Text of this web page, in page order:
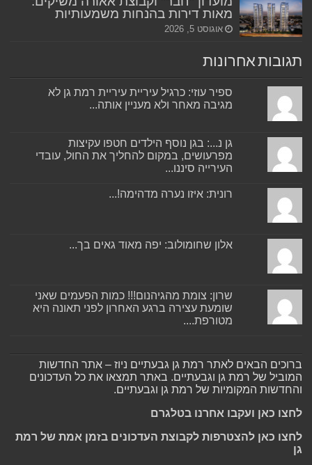
מאות דירות בהנחות משמעותיות
אוגוסט 5, 2026
תגובות אחרונות
ספיר עוזי: כרגיל עיריית עיריית רמת גן לא
מגיבה מאחר ולא מעניין אותה...
גן נ...: בגן נוסף הילדים חטפו עקיצות
מפרעושים, במקום להחליך את החול, עובדי
העירייה סיננו...
רונית: איזו נערה מדהימה!...
אלון שחומולוב: יפה מאוד גאים בך...
שרון: צומת מהגיהנום!!! כמות הפעמים שאני
שומעת עצירה ברגע האחרון לפני תאונה היא
מטורפת....
ברוכים הבאים לאתר רמת גן גבעתיים ניוז – אתר החדשות
המוביל של רמת גן וגבעתיים. באתר תמצאו את כל העדכונים
והחדשות המקומיות של רמת גן וגבעתיים.
לחצו כאן ועקבו אחרנו בטלגרם
לחצו כאן להצטרפות לקבוצת העדכונים בזמן אמת של רמת
גן